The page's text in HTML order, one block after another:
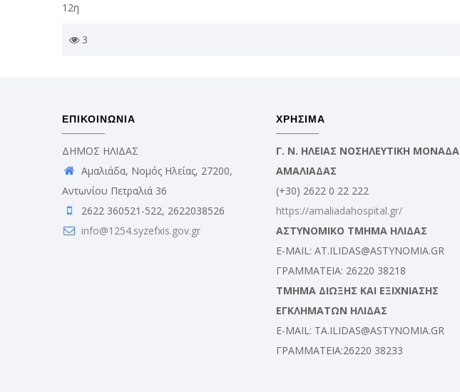
12η
3
ΕΠΙΚΟΙΝΩΝΙΑ
ΔΗΜΟΣ ΗΛΙΔΑΣ
Αμαλιάδα, Νομός Ηλείας, 27200,
Αντωνίου Πετραλιά 36
2622 360521-522, 2622038526
info@1254.syzefxis.gov.gr
ΧΡΗΣΙΜΑ
Γ. Ν. ΗΛΕΙΑΣ ΝΟΣΗΛΕΥΤΙΚΗ ΜΟΝΑΔΑ
ΑΜΑΛΙΑΔΑΣ
(+30) 2622 0 22 222
https://amaliadahospital.gr/
ΑΣΤΥΝΟΜΙΚΟ ΤΜΗΜΑ ΗΛΙΔΑΣ
E-MAIL: AT.ILIDAS@ASTYNOMIA.GR
ΓΡΑΜΜΑΤΕΙΑ: 26220 38218
ΤΜΗΜΑ ΔΙΩΞΗΣ ΚΑΙ ΕΞΙΧΝΙΑΣΗΣ
ΕΓΚΛΗΜΑΤΩΝ ΗΛΙΔΑΣ
E-MAIL: TA.ILIDAS@ASTYNOMIA.GR
ΓΡΑΜΜΑΤΕΙΑ:26220 38233